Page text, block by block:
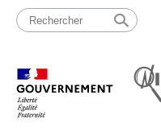
Passer
contenu